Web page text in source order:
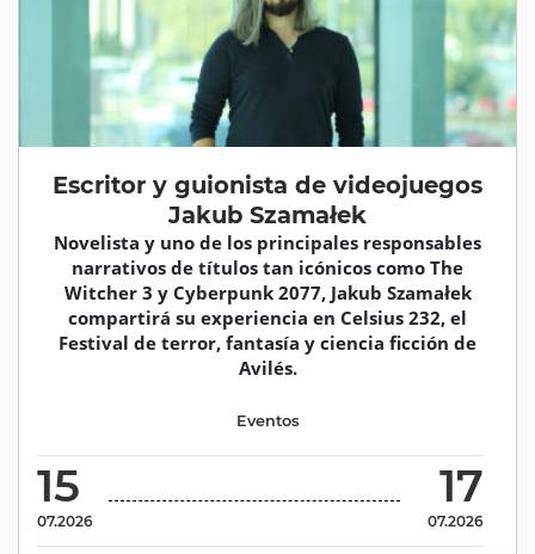
Escritor y guionista de videojuegos
Jakub Szamałek
Novelista y uno de los principales responsables
narrativos de títulos tan icónicos como The
Witcher 3 y Cyberpunk 2077, Jakub Szamałek
compartirá su experiencia en Celsius 232, el
Festival de terror, fantasía y ciencia ficción de
Avilés.
15
07.2026
17
07.2026
Eventos